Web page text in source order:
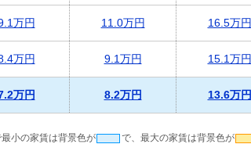
万円 11.0万円 16.5万円
万円 9.1万円 15.1万円
万円 8.2万円 13.6万円
小の家賃は背景色が で、最大の家賃は背景色が